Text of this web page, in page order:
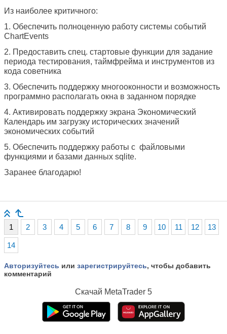
Из наиболее критичного:
1. Обеспечить полноценную работу системы событий
ChartEvents
2. Предоставить спец. стартовые функции для задание
периода тестирования, таймфрейма и инструментов из
кода советника
3. Обеспечить поддержку многооконности и возможность
программно располагать окна в заданном порядке
4. Активировать поддержку экрана Экономический
Календарь им загрузку исторических значений
экономических событий
5. Обеспечить поддержку работы с файловыми
функциями и базами данных sqlite.
Заранее благодарю!
1 2 3 4 5 6 7 8 9 10 11 12 13
14
Авторизуйтесь или зарегистрируйтесь, чтобы добавить
комментарий
Скачай MetaTrader 5